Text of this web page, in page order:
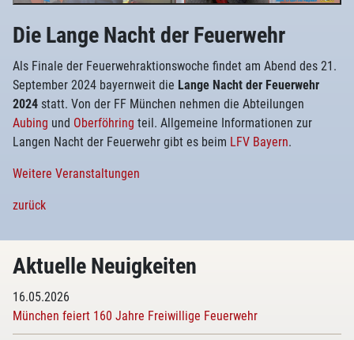
Die Lange Nacht der Feuerwehr
Als Finale der Feuerwehraktionswoche findet am Abend des 21.
September 2024 bayernweit die Lange Nacht der Feuerwehr
2024 statt. Von der FF München nehmen die Abteilungen
Aubing und Oberföhring teil. Allgemeine Informationen zur
Langen Nacht der Feuerwehr gibt es beim LFV Bayern.
Weitere Veranstaltungen
zurück
Aktuelle Neuigkeiten
16.05.2026
München feiert 160 Jahre Freiwillige Feuerwehr